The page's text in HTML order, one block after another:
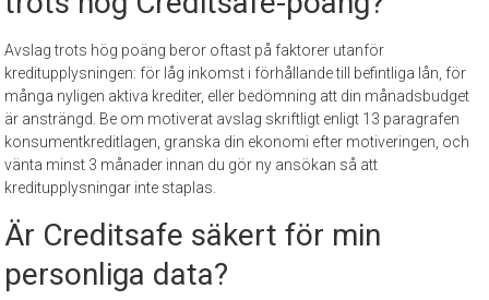
Avslag trots hög poäng beror oftast på faktorer utanför
kreditupplysningen: för låg inkomst i förhållande till befintliga lån, för
många nyligen aktiva krediter, eller bedömning att din månadsbudget
är ansträngd. Be om motiverat avslag skriftligt enligt 13 paragrafen
konsumentkreditlagen, granska din ekonomi efter motiveringen, och
vänta minst 3 månader innan du gör ny ansökan så att
kreditupplysningar inte staplas.
Är Creditsafe säkert för min
personliga data?